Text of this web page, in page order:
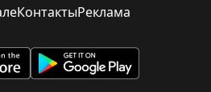
КонтактыРеклама